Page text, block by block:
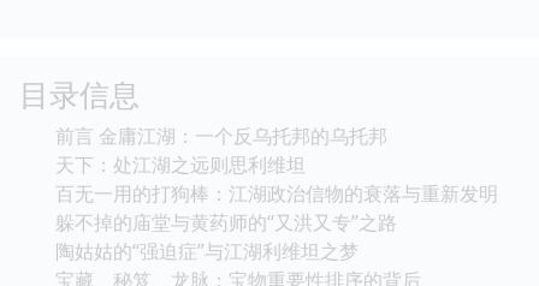
目录信息
前言 金庸江湖：一个反乌托邦的乌托邦
天下：处江湖之远则思利维坦
百无一用的打狗棒：江湖政治信物的衰落与重新发明
躲不掉的庙堂与黄药师的“又洪又专”之路
陶姑姑的“强迫症”与江湖利维坦之梦
宝藏、秘笈、龙脉：宝物重要性排序的背后